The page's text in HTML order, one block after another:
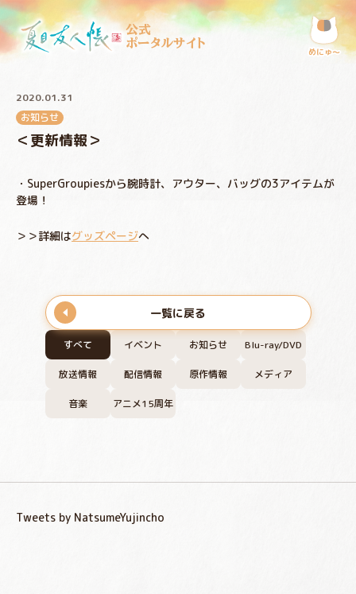
公式
ポータルサイト
めにゅ〜
すべて イベント お知らせ Blu-ray/DVD
放送情報 配信情報 原作情報 メディア
音楽 アニメ15周年
2020.01.31
お知らせ
＜更新情報＞
・SuperGroupiesから腕時計、アウター、バッグの3アイテムが
登場！
＞＞詳細はグッズページへ
一覧に戻る
Tweets by NatsumeYujincho